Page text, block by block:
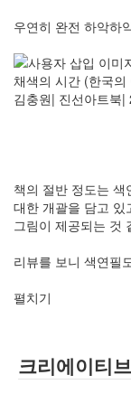
우연히 완전 하악하
채색의 시간 (한국의
김충원| 진선아트북
책의 절반 정도는
대한 개괄을 담고 있
그림이 제공되는 것
리뷰를 보니 색연필
펼치기
크리에이티